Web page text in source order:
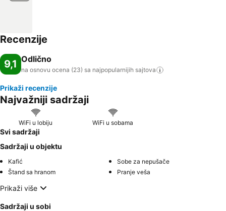
Recenzije
9,1 Odlično
na osnovu ocena (23) sa najpopularnijih sajtova
Prikaži recenzije
Najvažniji sadržaji
WiFi u lobiju WiFi u sobama
Svi sadržaji
Sadržaji u objektu
Kafić
Sobe za nepušače
Štand sa hranom
Pranje veša
Prikaži više
Sadržaji u sobi